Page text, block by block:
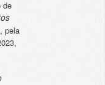
de
, pela